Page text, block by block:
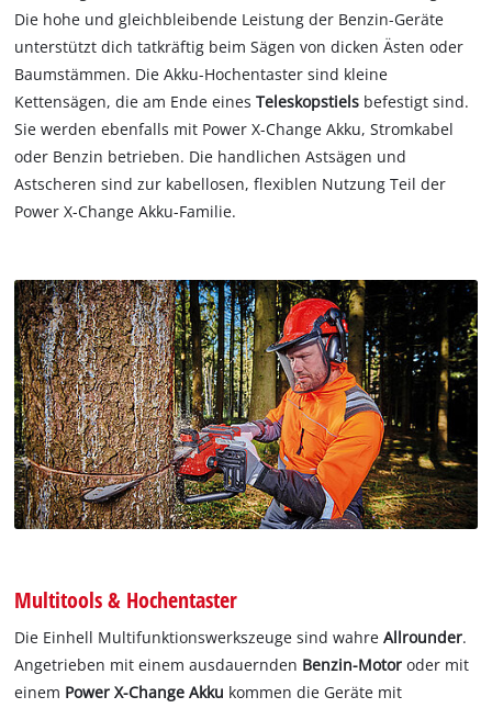
Die hohe und gleichbleibende Leistung der Benzin-Geräte
unterstützt dich tatkräftig beim Sägen von dicken Ästen oder
Baumstämmen. Die Akku-Hochentaster sind kleine
Kettensägen, die am Ende einesTeleskopstiels befestigt sind.
Sie werden ebenfalls mit Power X-Change Akku, Stromkabel
oder Benzin betrieben. Die handlichen Astsägen und
Astscheren sind zur kabellosen, flexiblen Nutzung Teil der
Power X-Change Akku-Familie.
Multitools & Hochentaster
Die Einhell Multifunktionswerkszeuge sind wahreAllrounder.
Angetrieben mit einem ausdauernden Benzin-Motor oder mit
einem Power X-Change Akku kommen die Geräte mit